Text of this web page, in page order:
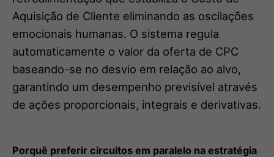
Aquisição de Cliente eliminando as oscilações
emocionais humanas. O sistema regula
automaticamente o valor da oferta de CPC
baseando-se no desvio em relação ao alvo,
garantindo um desempenho previsível através
de ações proporcionais, integrais e derivativas.
Porquê preferir circuitos em paralelo na estratégia